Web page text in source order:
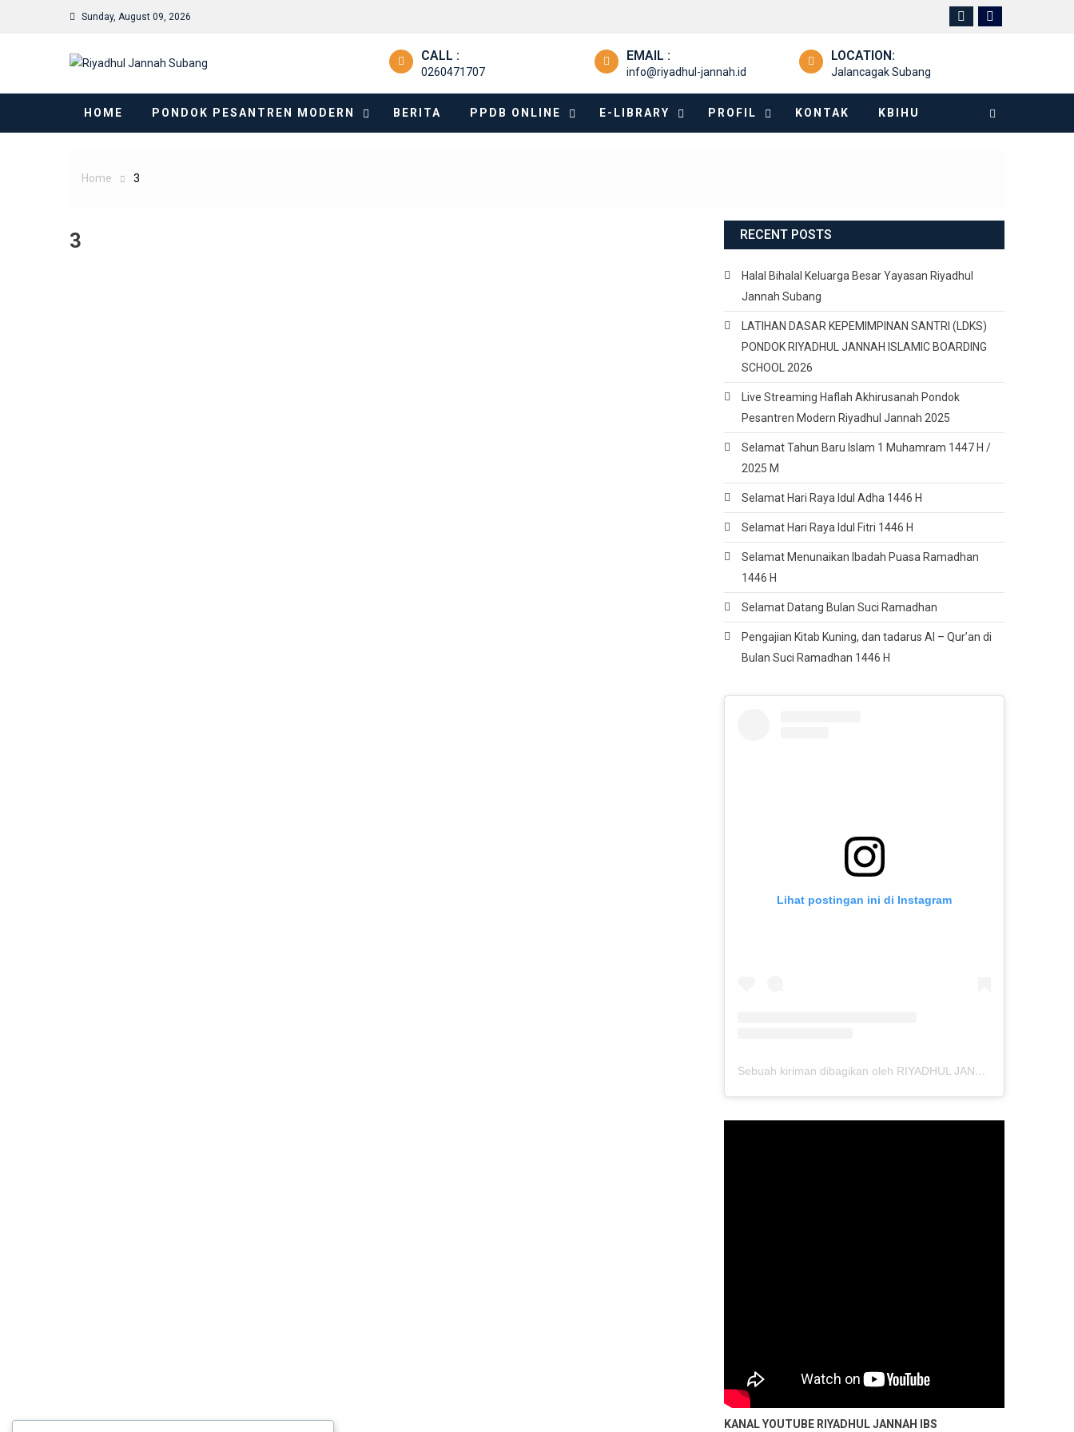
Sunday, August 09, 2026
CALL :
0260471707
EMAIL :
info@riyadhul-jannah.id
LOCATION:
Jalancagak Subang
HOME PONDOK PESANTREN MODERN BERITA PPDB ONLINE E-LIBRARY PROFIL KONTAK KBIHU
Home 3
3 RECENT POSTS
Halal Bihalal Keluarga Besar Yayasan Riyadhul
Jannah Subang
LATIHAN DASAR KEPEMIMPINAN SANTRI (LDKS)
PONDOK RIYADHUL JANNAH ISLAMIC BOARDING
SCHOOL 2026
Live Streaming Haflah Akhirusanah Pondok
Pesantren Modern Riyadhul Jannah 2025
Selamat Tahun Baru Islam 1 Muhamram 1447 H /
2025 M
Selamat Hari Raya Idul Adha 1446 H
Selamat Hari Raya Idul Fitri 1446 H
Selamat Menunaikan Ibadah Puasa Ramadhan
1446 H
Selamat Datang Bulan Suci Ramadhan
Pengajian Kitab Kuning, dan tadarus Al – Qur’an di
Bulan Suci Ramadhan 1446 H
Lihat postingan ini di Instagram
Sebuah kiriman dibagikan oleh RIYADHUL JANNAH IBS (@riyadhuljannahibs)
KANAL YOUTUBE RIYADHUL JANNAH IBS